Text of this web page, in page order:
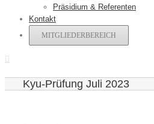
Präsidium & Referenten
Kontakt
MITGLIEDERBEREICH
Kyu-Prüfung Juli 2023